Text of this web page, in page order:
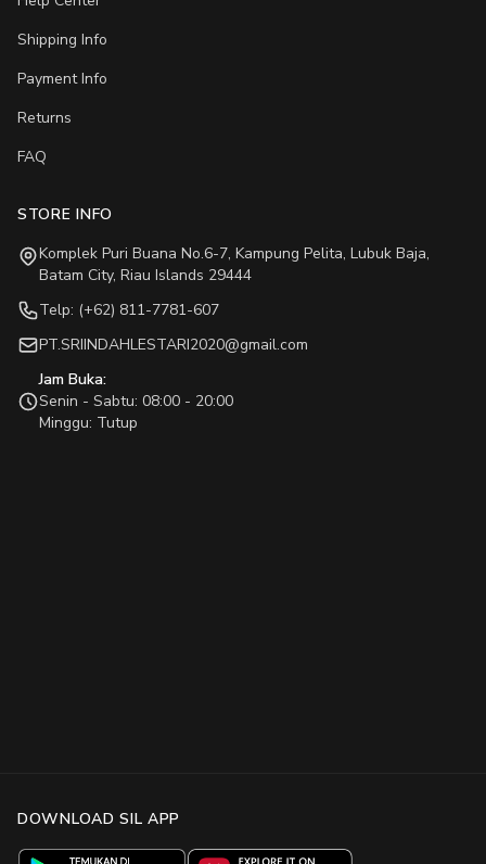
Shipping Info
Payment Info
Returns
FAQ
STORE INFO
Komplek Puri Buana No.6-7, Kampung Pelita, Lubuk Baja,
Batam City, Riau Islands 29444
Telp: (+62) 811-7781-607
PT.SRIINDAHLESTARI2020@gmail.com
Jam Buka:
Senin - Sabtu: 08:00 - 20:00
Minggu: Tutup
DOWNLOAD SIL APP